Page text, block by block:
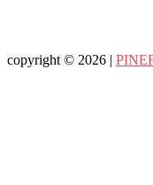
copyright © 2026 |